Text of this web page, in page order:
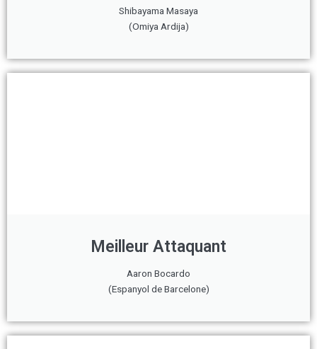
Shibayama Masaya
(Omiya Ardija)
Meilleur Attaquant
Aaron Bocardo
(Espanyol de Barcelone)